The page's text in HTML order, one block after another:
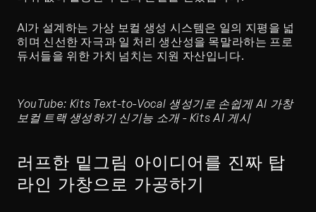
AI가 설계하는 가상 보컬 생성 시스템은 일의 지평을 넓
히며 신선한 자극과 일 처리 생산성을 목말라하는 프로
듀서들을 위한 가치 넘치는 지원 자산입니다.
YouTube: Kits Text-to-Vocal 생성기로 손쉽게 AI 가창
보컬 트랙 생성하기 신기능 소개 - Kits AI 게시
러프한 밑그림 아이디어를 진짜 탑
라인 가창으로 가공하기